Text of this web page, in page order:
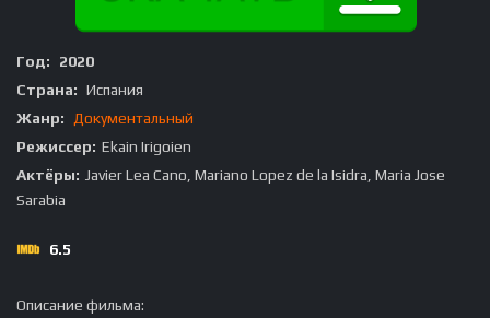
Год:
2020
Страна: Испания
Жанр:
Документальный
Режиссер: Ekain Irigoien
Актёры: Javier Lea Cano, Mariano Lopez de la Isidra, Maria Jose
Sarabia
6.5
Описание фильма: